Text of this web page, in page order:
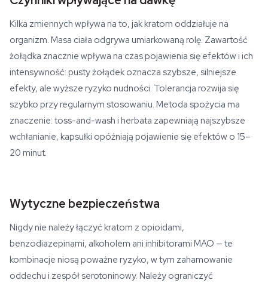
Kilka zmiennych wpływa na to, jak kratom oddziałuje na
organizm. Masa ciała odgrywa umiarkowaną rolę. Zawartość
żołądka znacznie wpływa na czas pojawienia się efektów i ich
intensywność: pusty żołądek oznacza szybsze, silniejsze
efekty, ale wyższe ryzyko nudności. Tolerancja rozwija się
szybko przy regularnym stosowaniu. Metoda spożycia ma
znaczenie: toss-and-wash i herbata zapewniają najszybsze
wchłanianie, kapsułki opóźniają pojawienie się efektów o 15–
20 minut.
Wytyczne bezpieczeństwa
Nigdy nie należy łączyć kratom z opioidami,
benzodiazepinami, alkoholem ani inhibitorami MAO — te
kombinacje niosą poważne ryzyko, w tym zahamowanie
oddechu i zespół serotoninowy. Należy ograniczyć